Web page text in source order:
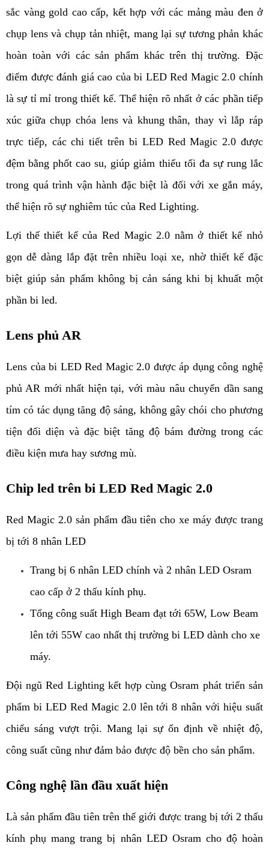
sắc vàng gold cao cấp, kết hợp với các mảng màu đen ở
chụp lens và chụp tản nhiệt, mang lại sự tương phản khác
hoàn toàn với các sản phẩm khác trên thị trường. Đặc
điểm được đánh giá cao của bi LED Red Magic 2.0 chính
là sự tỉ mỉ trong thiết kế. Thể hiện rõ nhất ở các phần tiếp
xúc giữa chụp chóa lens và khung thân, thay vì lắp ráp
trực tiếp, các chi tiết trên bi LED Red Magic 2.0 được
đệm bằng phốt cao su, giúp giảm thiểu tối đa sự rung lắc
trong quá trình vận hành đặc biệt là đối với xe gắn máy,
thể hiện rõ sự nghiêm túc của Red Lighting.
Lợi thế thiết kế của Red Magic 2.0 nằm ở thiết kế nhỏ
gọn dễ dàng lắp đặt trên nhiều loại xe, nhờ thiết kế đặc
biệt giúp sản phẩm không bị cản sáng khi bị khuất một
phần bi led.
Lens phủ AR
Lens của bi LED Red Magic 2.0 được áp dụng công nghệ
phủ AR mới nhất hiện tại, với màu nâu chuyển dần sang
tím có tác dụng tăng độ sáng, không gây chói cho phương
tiện đối diện và đặc biệt tăng độ bám đường trong các
điều kiện mưa hay sương mù.
Chip led trên bi LED Red Magic 2.0
Red Magic 2.0 sản phẩm đầu tiên cho xe máy được trang
bị tới 8 nhân LED
Trang bị 6 nhân LED chính và 2 nhân LED Osram
cao cấp ở 2 thấu kính phụ.
Tổng công suất High Beam đạt tới 65W, Low Beam
lên tới 55W cao nhất thị trường bi LED dành cho xe
máy.
Đội ngũ Red Lighting kết hợp cùng Osram phát triển sản
phẩm bi LED Red Magic 2.0 lên tới 8 nhân với hiệu suất
chiếu sáng vượt trội. Mang lại sự ổn định về nhiệt độ,
công suất cũng như đảm bảo được độ bền cho sản phẩm.
Công nghệ lần đầu xuất hiện
Là sản phẩm đầu tiên trên thế giới được trang bị tới 2 thấu
kính phụ mang trang bị nhân LED Osram cho độ hoàn